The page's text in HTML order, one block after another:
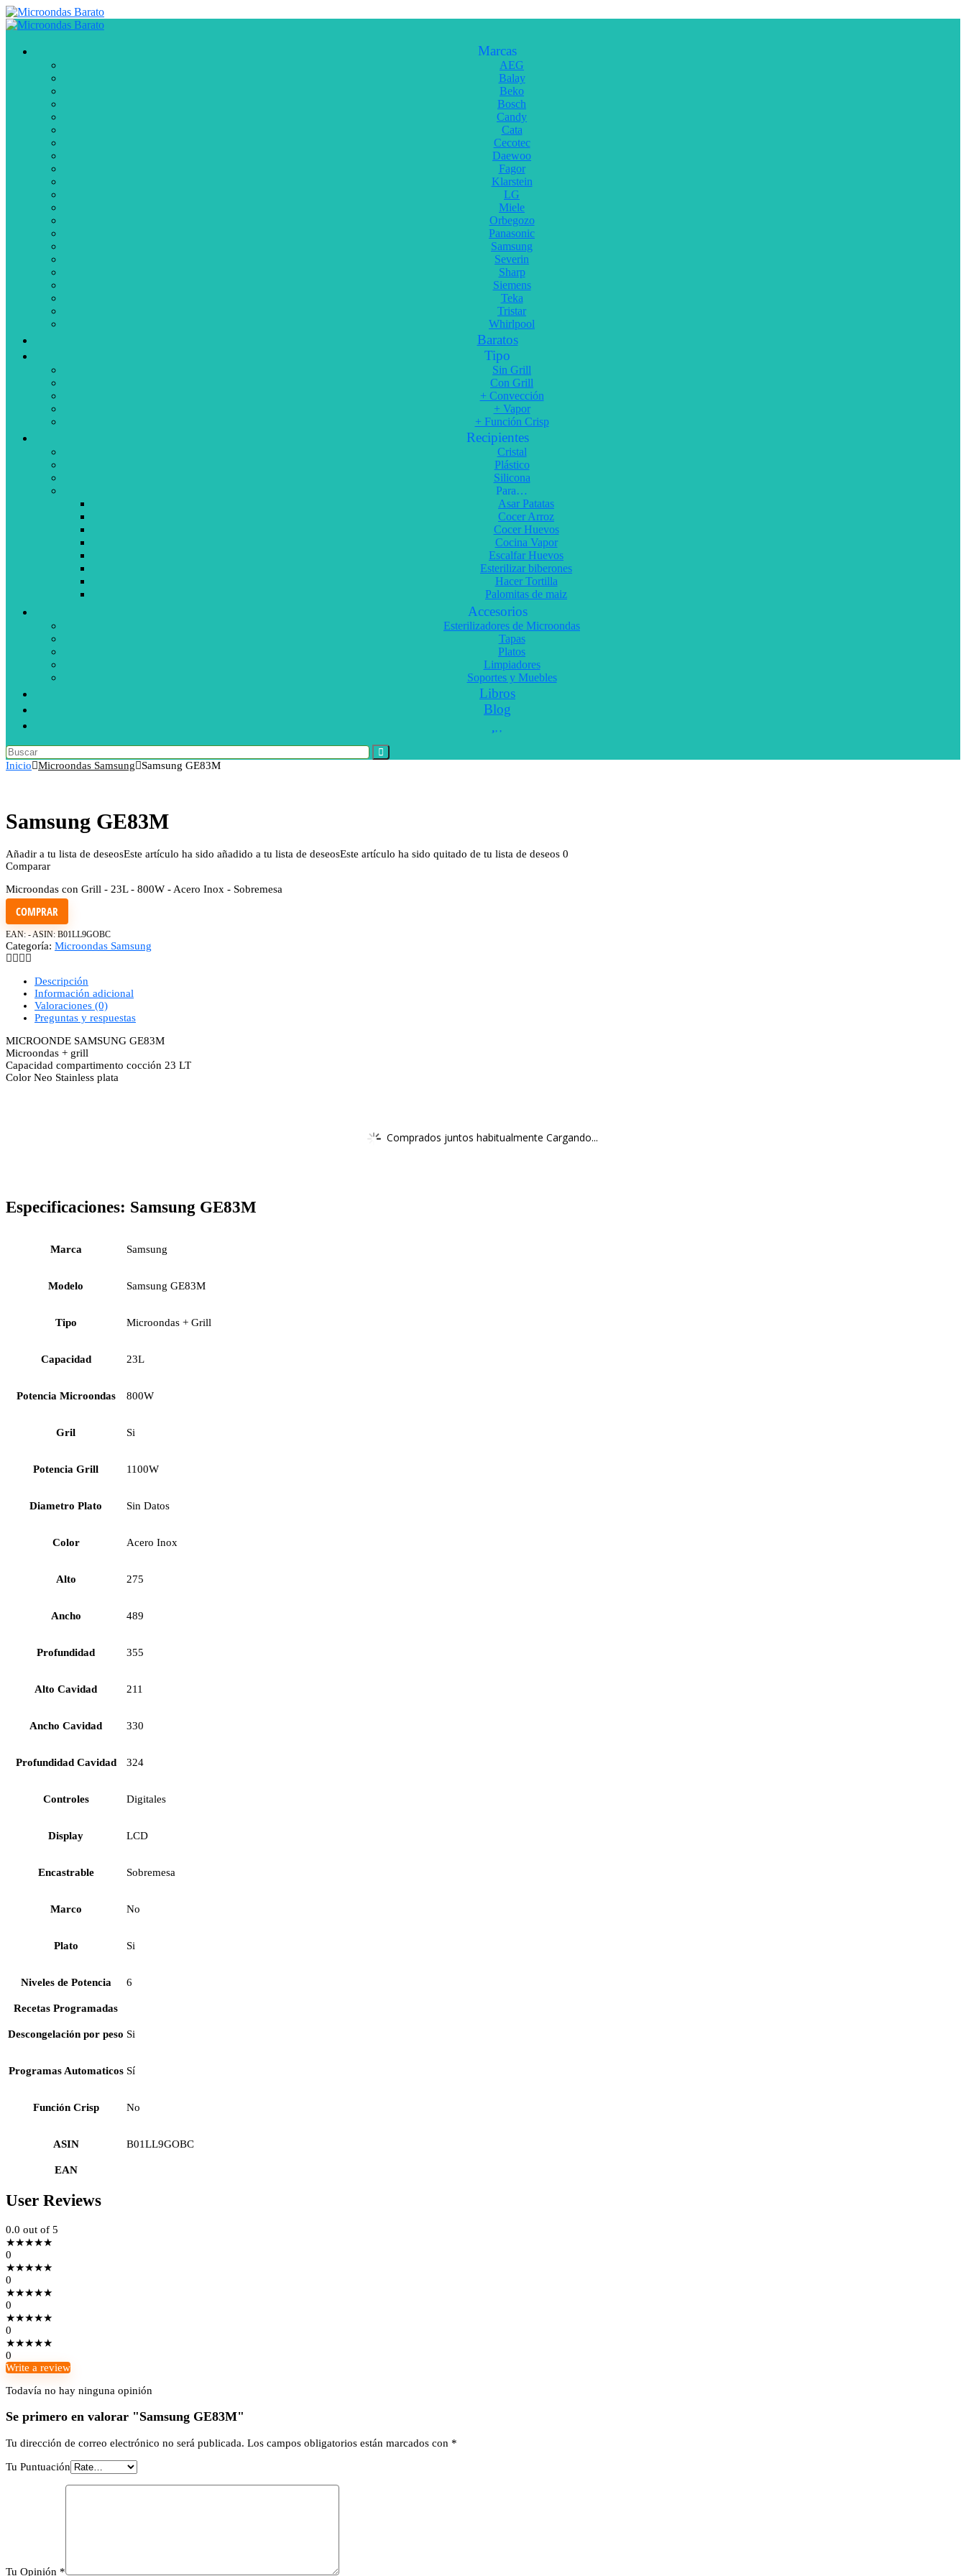
Marcas
AEG
Balay
Beko
Bosch
Candy
Cata
Cecotec
Daewoo
Fagor
Klarstein
LG
Miele
Orbegozo
Panasonic
Samsung
Severin
Sharp
Siemens
Teka
Tristar
Whirlpool
Baratos
Tipo
Sin Grill
Con Grill
+ Convección
+ Vapor
+ Función Crisp
Recipientes
Cristal
Plástico
Silicona
Para…
Asar Patatas
Cocer Arroz
Cocer Huevos
Cocina Vapor
Escalfar Huevos
Esterilizar biberones
Hacer Tortilla
Palomitas de maiz
Accesorios
Esterilizadores de Microondas
Tapas
Platos
Limpiadores
Soportes y Muebles
Libros
Blog
Inicio Microondas Samsung Samsung GE83M
Samsung GE83M
Añadir a tu lista de deseosEste artículo ha sido añadido a tu lista de deseosEste artículo ha sido quitado de tu lista de deseos 0
Comparar
Microondas con Grill - 23L - 800W - Acero Inox - Sobremesa
COMPRAR
EAN: -ASIN: B01LL9GOBC
Categoría: Microondas Samsung
Descripción
Información adicional
Valoraciones (0)
Preguntas y respuestas
MICROONDE SAMSUNG GE83M
Microondas + grill
Capacidad compartimento cocción 23 LT
Color Neo Stainless plata
Comprados juntos habitualmente Cargando...
Especificaciones: Samsung GE83M
Marca Samsung
Modelo Samsung GE83M
Tipo Microondas + Grill
Capacidad 23L
Potencia Microondas 800W
Gril Si
Potencia Grill 1100W
Diametro Plato Sin Datos
Color Acero Inox
Alto 275
Ancho 489
Profundidad 355
Alto Cavidad 211
Ancho Cavidad 330
Profundidad Cavidad 324
Controles Digitales
Display LCD
Encastrable Sobremesa
Marco No
Plato Si
Niveles de Potencia 6
Recetas Programadas
Descongelación por peso Si
Programas Automaticos Sí
Función Crisp No
ASIN B01LL9GOBC
EAN
User Reviews
0.0 out of 5
★★★★★
0
★★★★★
0
★★★★★
0
★★★★★
0
★★★★★
0
Write a review
Todavía no hay ninguna opinión
Se primero en valorar "Samsung GE83M"
Tu dirección de correo electrónico no será publicada. Los campos obligatorios están marcados con *
Tu Puntuación
Tu Opinión *